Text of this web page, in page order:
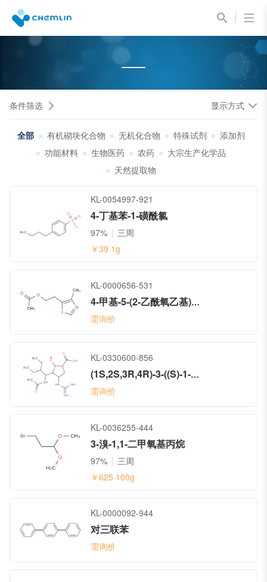
条件筛选 显示方式
全部 有机砌块化合物 无机化合物 特殊试剂
添加剂
功能材料
生物医药 农药
大宗生产化学品
天然提取物
KL-0054997-921
4-丁基苯-1-磺酰氯
97%
三周
￥39 1g
KL-0000656-531
4-甲基-5-(2-乙酰氧乙基)噻唑
需询价
KL-0330600-856
(1S,2S,3R,4R)-3-((S)-1-乙酰胺基-2-乙基丁基)-4-胍基-2-羟基环戊烷甲酸
需询价
KL-0036255-444
3-溴-1,1-二甲氧基丙烷
97%
三周
￥625 100g
KL-0000092-944
对三联苯
需询价